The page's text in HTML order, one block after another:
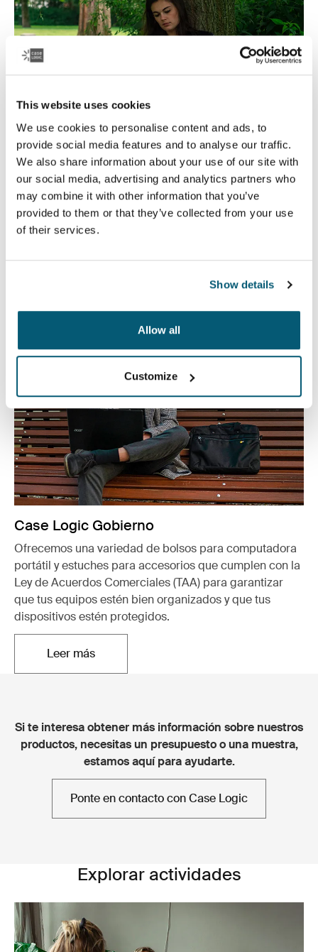
This website uses cookies
We use cookies to personalise content and ads, to
provide social media features and to analyse our traffic.
We also share information about your use of our site with
our social media, advertising and analytics partners who
may combine it with other information that you’ve
provided to them or that they’ve collected from your use
of their services.
Show details
Allow all
Customize
Case Logic Educación
Ya sea que reciban enseñanza presencial o a distancia,
Case Logic ofrece productos duraderos en los que los
Case Logic Gobierno
Ofrecemos una variedad de bolsos para computadora
portátil y estuches para accesorios que cumplen con la
Ley de Acuerdos Comerciales (TAA) para garantizar
que tus equipos estén bien organizados y que tus
dispositivos estén protegidos.
Leer másSe abre en una nueva pestaña
Si te interesa obtener más información sobre nuestros
productos, necesitas un presupuesto o una muestra,
estamos aquí para ayudarte.
Ponte en contacto con Case Logic
Explorar actividades